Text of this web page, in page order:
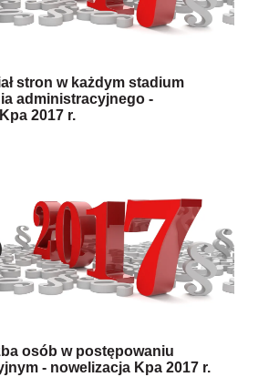
stron w każdym stadium
administracyjnego -
2017 r.
osób w postępowaniu
- nowelizacja Kpa 2017 r.